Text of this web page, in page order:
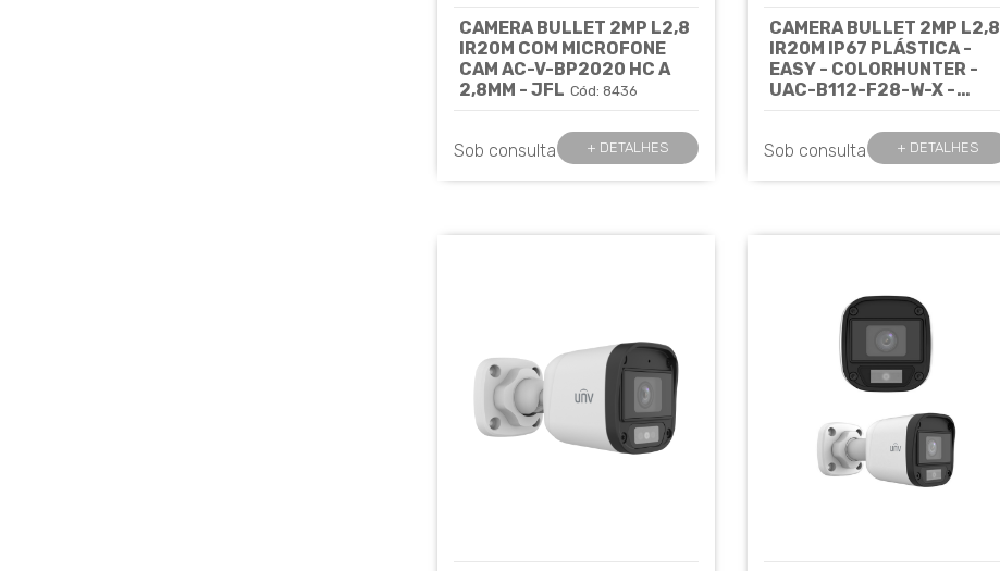
CAMERA BULLET 2MP L2,8
IR20M COM MICROFONE
CAM AC-V-BP2020 HC A
2,8MM - JFL Cód: 8436
Sob consulta + DETALHES
CAMERA BULLET 2MP L2,8
IR20M IP67 PLÁSTICA -
EASY - COLORHUNTER -
UAC-B112-F28-W-X -
Sob consulta + DETALHES